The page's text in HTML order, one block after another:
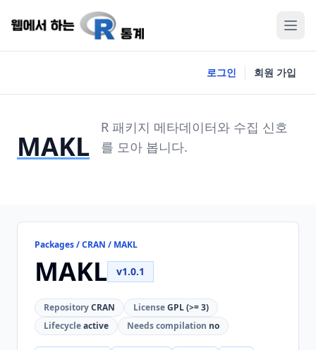
로그인 회원 가입
MAKL
R 패키지 메타데이터와 수집 신호
를 모아 봅니다.
Packages / CRAN / MAKL
MAKL v1.0.1
RepositoryCRAN LicenseGPL (>= 3)
Lifecycleactive Needs compilation no